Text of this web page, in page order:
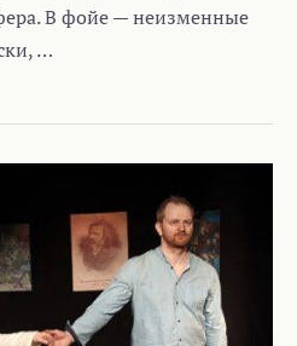
В фойе — неизменные
…